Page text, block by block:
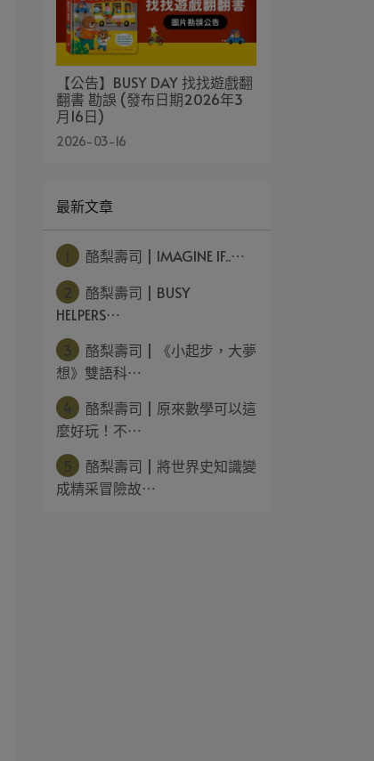
【公告】BUSY DAY 找找遊戲翻
翻書 勘誤 (發布日期2026年3
月16日)
2026-03-16
最新文章
酪梨壽司 | IMAGINE IF..⋯
酪梨壽司 | BUSY
HELPERS⋯
酪梨壽司 | 《小起步，大夢
想》雙語科⋯
酪梨壽司 | 原來數學可以這
麼好玩！不⋯
酪梨壽司 | 將世界史知識變
成精采冒險故⋯